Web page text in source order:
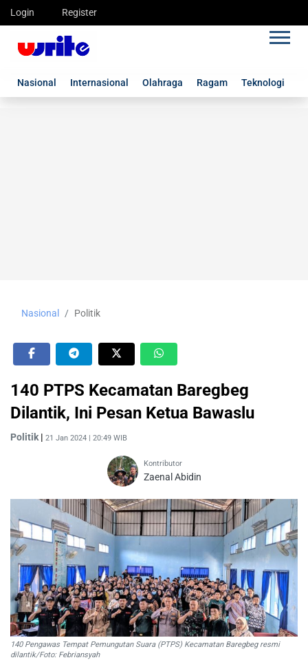
Login Register
Nasional Internasional Olahraga Ragam Teknologi
Nasional Politik
140 PTPS Kecamatan Baregbeg
Dilantik, Ini Pesan Ketua Bawaslu
Politik | 21 Jan 2024 | 20:49 WIB
Kontributor
Zaenal Abidin
140 Pengawas Tempat Pemungutan Suara (PTPS) Kecamatan Baregbeg resmi
dilantik/Foto: Febriansyah